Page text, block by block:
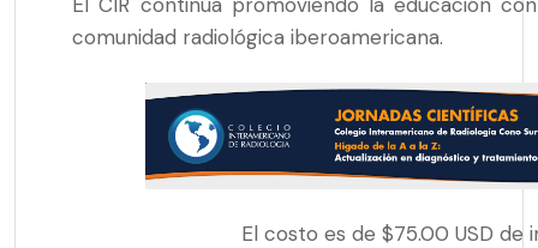
comunidad radiológica iberoamericana.
El costo es de $75.00 USD de